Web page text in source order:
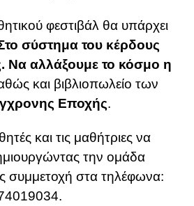
φεστιβάλ θα υπάρχει
σύστημα του κέρδους
Να αλλάξουμε το κόσμο η
και βιβλιοπωλείο των
Εποχής.
και τις μαθήτριες να
την ομάδα
συμμετοχή στα τηλέφωνα: